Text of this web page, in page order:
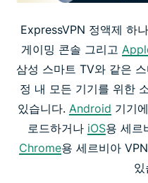
ExpressVPN 정액제 하
게이밍 콘솔 그리고
삼성 스마트 TV와 같은
정 내 모든 기기를 위한
있습니다. Android 기기
로드하거나 iOS용 세르
Chrome용 세르비아
있